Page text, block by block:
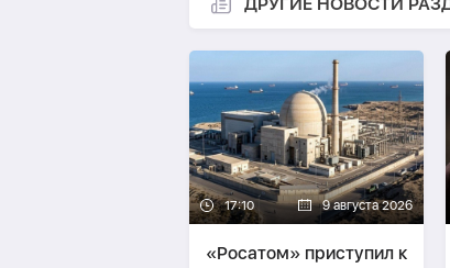
17:10 9 августа 2026
«Росатом» приступил к